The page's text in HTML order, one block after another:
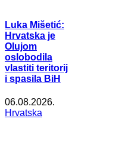
Luka Mišetić:
Hrvatska je
Olujom
oslobodila
vlastiti teritorij
i spasila BiH
06.08.2026.
Hrvatska